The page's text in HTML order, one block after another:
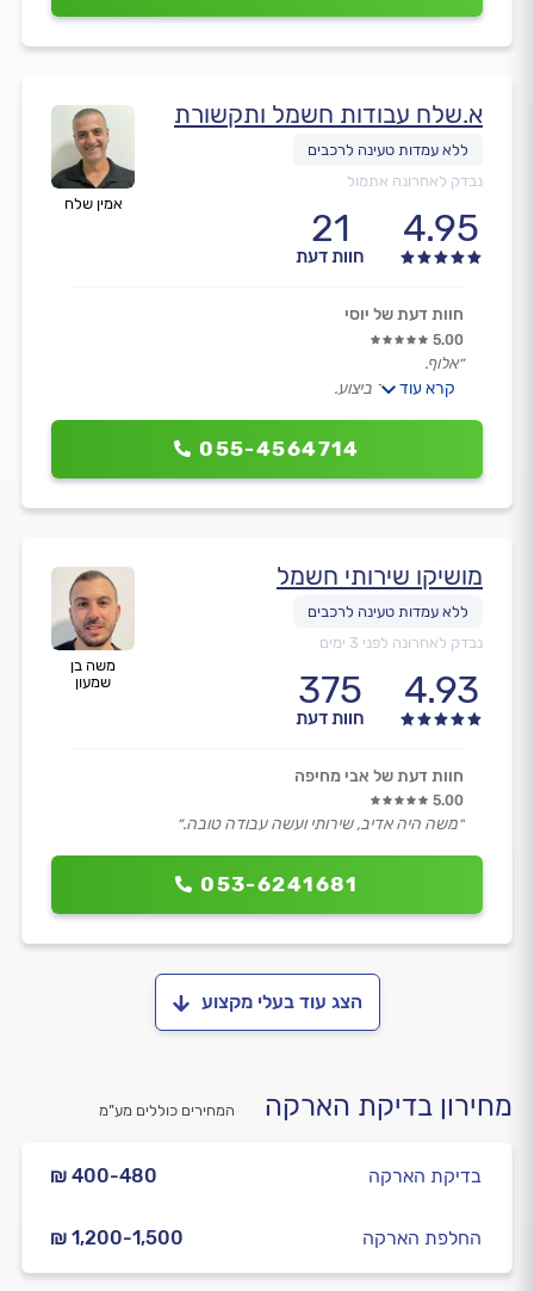
אמין שלח
א.שלח עבודות חשמל ותקשורת
נבדק לאחרונה אתמול
4.95
21
חוות דעת
055-4564714
חוות דעת של יוסי
5.00
״אלוף.
מקצועי ומהיר ביצוע.
קרא עוד
משה בן
שמעון
מושיקו שירותי חשמל
נבדק לאחרונה לפני 3 ימים
4.93
375
חוות דעת
053-6241681
חוות דעת של אבי מחיפה
5.00
״משה היה אדיב, שירותי ועשה עבודה טובה.״
הצג עוד בעלי מקצוע
מחירון בדיקת הארקה המחירים כוללים מע”מ
₪ 400-480 בדיקת הארקה
₪ 1,200-1,500 החלפת הארקה